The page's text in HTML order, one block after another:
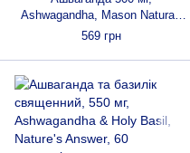
Ashwagandha, Mason Natural,
60 капсул
569 грн